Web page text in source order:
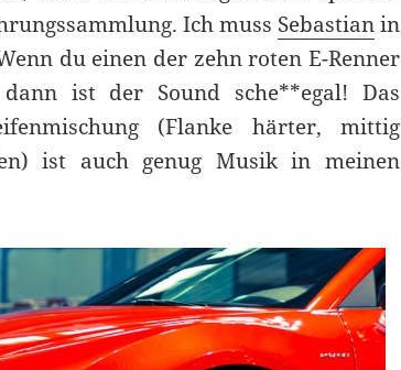
Ich muss Sebastianin
du einen der zehn roten E-Renner
ist der Sound sche**egal! Das
(Flanke härter, mittig
ist auch genug Musik in meinen